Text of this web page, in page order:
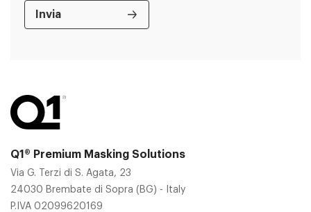
Q1® Premium Masking Solutions
Via G. Terzi di S. Agata, 23
24030 Brembate di Sopra (BG) - Italy
P.IVA 02099620169